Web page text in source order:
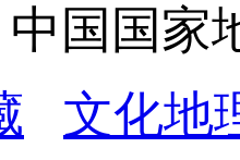
中国国家
文化地